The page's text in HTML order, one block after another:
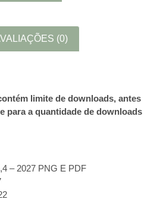
(0)
limite de downloads, antes
para a quantidade de downloads
– 2027 PNG E PDF